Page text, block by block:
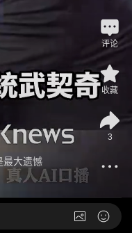
最大遗憾
评论
收藏
3